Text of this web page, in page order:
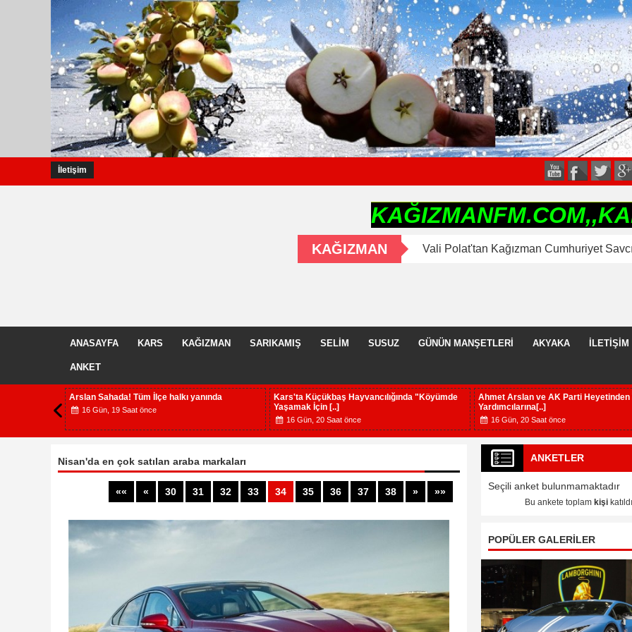
İletişim
ANASAYFA KARS KAĞIZMAN SARIKAMIŞ SELİM SUSUZ GÜNÜN MANŞETLERİ AKYAKA İLETİŞİM
ANKET
Ahmet Arslan’a Sarıkamış ve Selim’de yoğun
ilgi
Antalya Kağızmanlılar Derneğine soğuk duş
Boş masalara [..]
18 Gün, 23 Saat önce
Bakan Ahmet Arslan, Kars'a geliyor,
20 Gün, 14 Saat önce
Nisan'da en çok satılan araba markaları
«« « 30 31 32 33 34 35 36 37 38 » »»
ANKETLER
Seçili anket bulunmamaktadır
Bu ankete toplam kişi
POPÜLER GALERİLER